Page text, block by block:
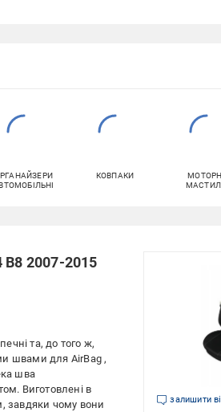
КОВПАКИ
B8 2007-2015
та, до того ж,
швами для AirBag ,
шва
Виготовлені в
завдяки чому вони
залишити